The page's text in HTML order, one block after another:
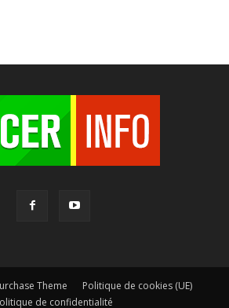
Theme
Politique de cookies (UE)
de confidentialité